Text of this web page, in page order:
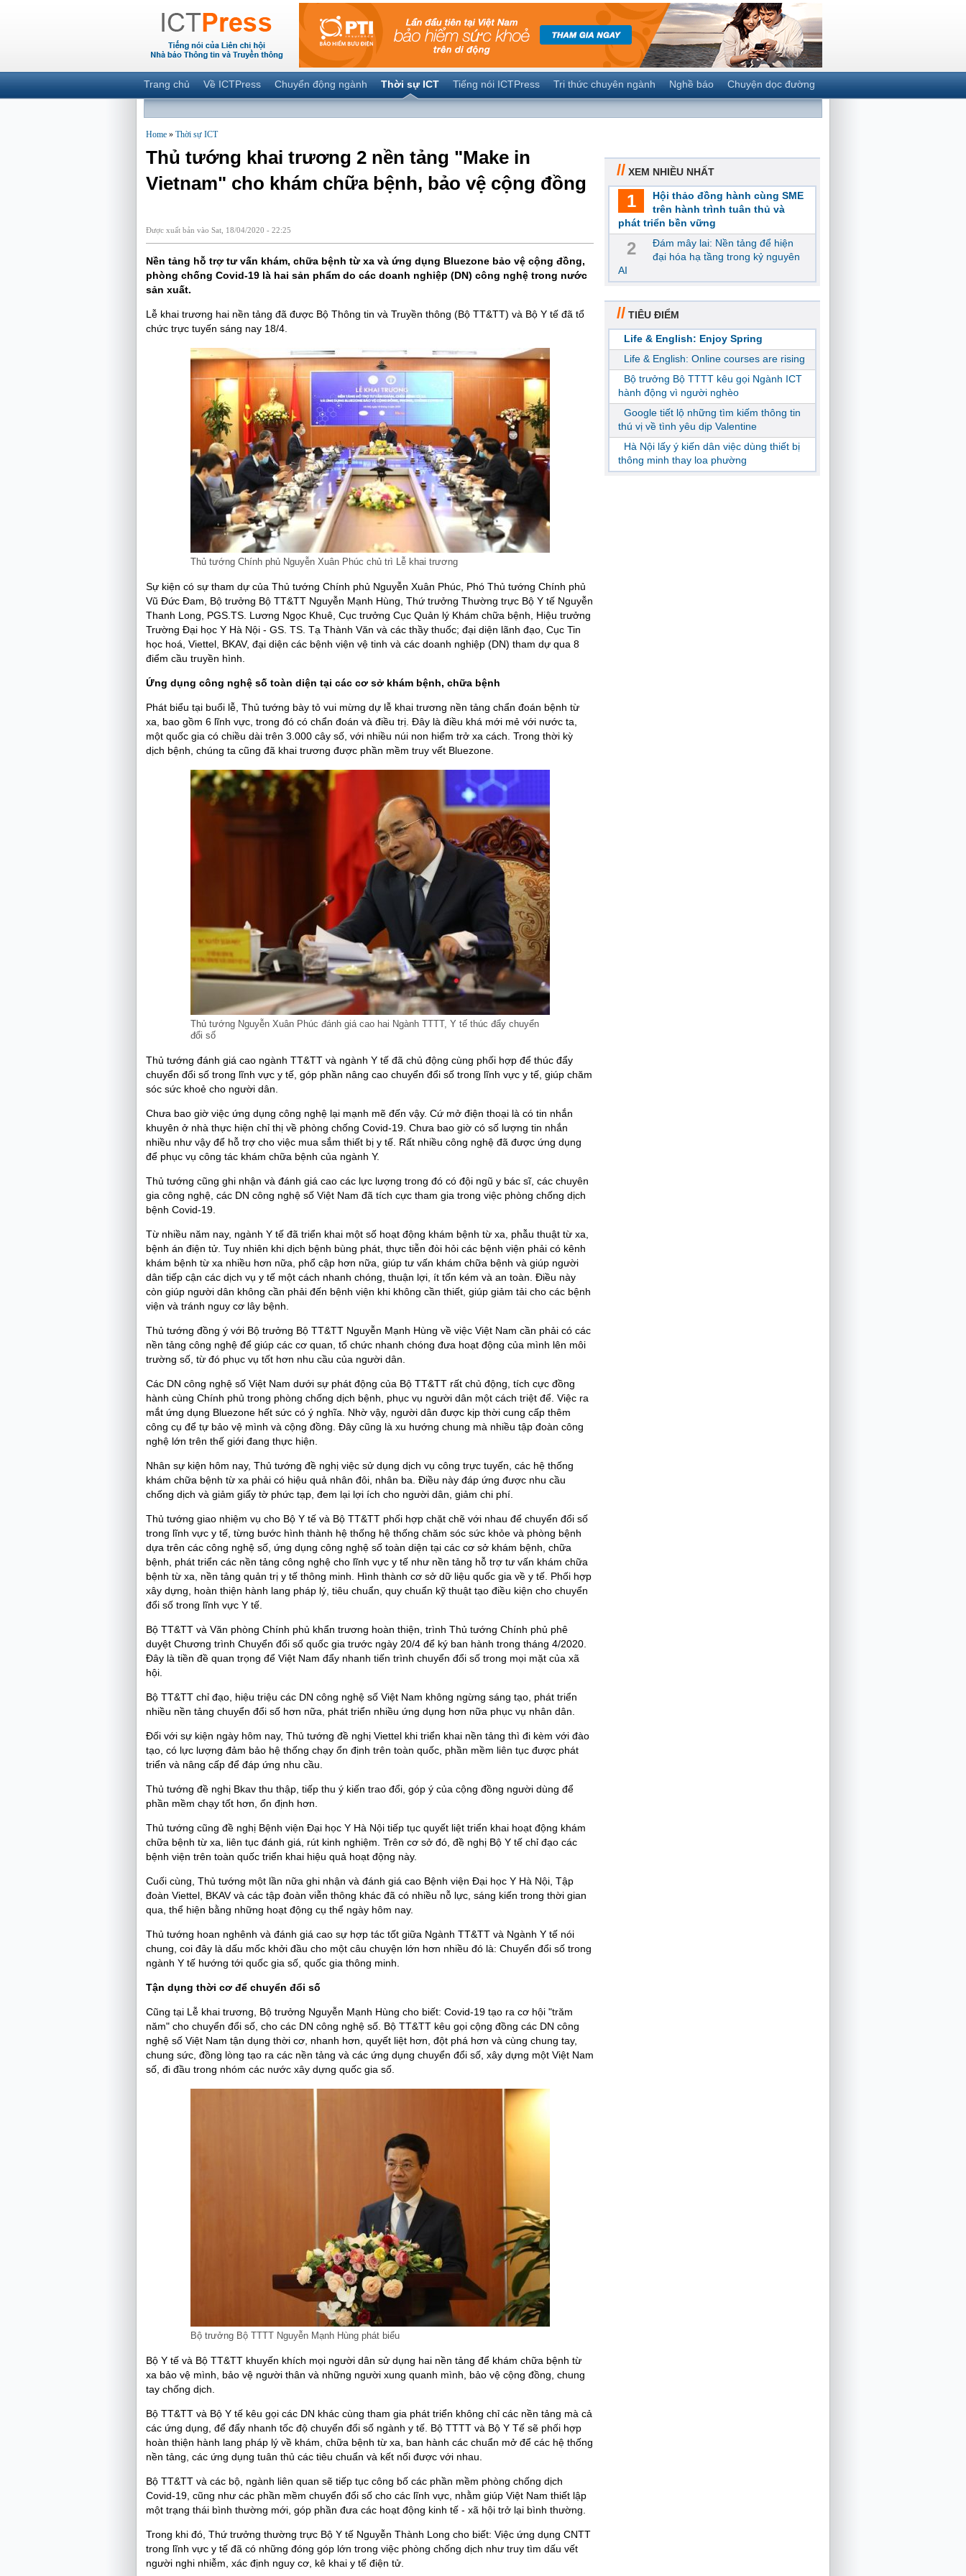
Trang chủ Về ICTPress Chuyển động ngành Thời sự ICT Tiếng nói ICTPress Tri thức chuyên ngành Nghề báo Chuyện dọc đường
Home » Thời sự ICT
Thủ tướng khai trương 2 nền tảng "Make in
Vietnam" cho khám chữa bệnh, bảo vệ cộng đồng
Được xuất bản vào Sat, 18/04/2020 - 22:25
Nền tảng hỗ trợ tư vấn khám, chữa bệnh từ xa và ứng dụng Bluezone bảo vệ cộng đồng,
phòng chống Covid-19 là hai sản phẩm do các doanh nghiệp (DN) công nghệ trong nước
sản xuất.
Lễ khai trương hai nền tảng đã được Bộ Thông tin và Truyền thông (Bộ TT&TT) và Bộ Y tế đã tổ
chức trực tuyến sáng nay 18/4.
Thủ tướng Chính phủ Nguyễn Xuân Phúc chủ trì Lễ khai trương
Sự kiện có sự tham dự của Thủ tướng Chính phủ Nguyễn Xuân Phúc, Phó Thủ tướng Chính phủ
Vũ Đức Đam, Bộ trưởng Bộ TT&TT Nguyễn Mạnh Hùng, Thứ trưởng Thường trực Bộ Y tế Nguyễn
Thanh Long, PGS.TS. Lương Ngọc Khuê, Cục trưởng Cục Quản lý Khám chữa bệnh, Hiệu trưởng
Trường Đại học Y Hà Nội - GS. TS. Tạ Thành Văn và các thầy thuốc; đại diện lãnh đạo, Cục Tin
học hoá, Viettel, BKAV, đại diện các bệnh viện vệ tinh và các doanh nghiệp (DN) tham dự qua 8
điểm cầu truyền hình.
Ứng dụng công nghệ số toàn diện tại các cơ sở khám bệnh, chữa bệnh
Phát biểu tại buổi lễ, Thủ tướng bày tỏ vui mừng dự lễ khai trương nền tảng chẩn đoán bệnh từ
xa, bao gồm 6 lĩnh vực, trong đó có chẩn đoán và điều trị. Đây là điều khá mới mẻ với nước ta,
một quốc gia có chiều dài trên 3.000 cây số, với nhiều núi non hiểm trở xa cách. Trong thời kỳ
dịch bệnh, chúng ta cũng đã khai trương được phần mềm truy vết Bluezone.
Thủ tướng Nguyễn Xuân Phúc đánh giá cao hai Ngành TTTT, Y tế thúc đẩy chuyển
đổi số
Thủ tướng đánh giá cao ngành TT&TT và ngành Y tế đã chủ động cùng phối hợp để thúc đẩy
chuyển đổi số trong lĩnh vực y tế, góp phần nâng cao chuyển đổi số trong lĩnh vực y tế, giúp chăm
sóc sức khoẻ cho người dân.
Chưa bao giờ việc ứng dụng công nghệ lại mạnh mẽ đến vậy. Cứ mở điện thoại là có tin nhắn
khuyên ở nhà thực hiện chỉ thị về phòng chống Covid-19. Chưa bao giờ có số lượng tin nhắn
nhiều như vậy để hỗ trợ cho việc mua sắm thiết bị y tế. Rất nhiều công nghệ đã được ứng dụng
để phục vụ công tác khám chữa bệnh của ngành Y.
Thủ tướng cũng ghi nhận và đánh giá cao các lực lượng trong đó có đội ngũ y bác sĩ, các chuyên
gia công nghệ, các DN công nghệ số Việt Nam đã tích cực tham gia trong việc phòng chống dịch
bệnh Covid-19.
Từ nhiều năm nay, ngành Y tế đã triển khai một số hoạt động khám bệnh từ xa, phẫu thuật từ xa,
bệnh án điện tử. Tuy nhiên khi dịch bệnh bùng phát, thực tiễn đòi hỏi các bệnh viện phải có kênh
khám bệnh từ xa nhiều hơn nữa, phổ cập hơn nữa, giúp tư vấn khám chữa bệnh và giúp người
dân tiếp cận các dịch vụ y tế một cách nhanh chóng, thuận lợi, ít tốn kém và an toàn. Điều này
còn giúp người dân không cần phải đến bệnh viện khi không cần thiết, giúp giảm tải cho các bệnh
viện và tránh nguy cơ lây bệnh.
Thủ tướng đồng ý với Bộ trưởng Bộ TT&TT Nguyễn Mạnh Hùng về việc Việt Nam cần phải có các
nền tảng công nghệ để giúp các cơ quan, tổ chức nhanh chóng đưa hoạt động của mình lên môi
trường số, từ đó phục vụ tốt hơn nhu cầu của người dân.
Các DN công nghệ số Việt Nam dưới sự phát động của Bộ TT&TT rất chủ động, tích cực đồng
hành cùng Chính phủ trong phòng chống dịch bệnh, phục vụ người dân một cách triệt để. Việc ra
mắt ứng dụng Bluezone hết sức có ý nghĩa. Nhờ vậy, người dân được kịp thời cung cấp thêm
công cụ để tự bảo vệ mình và cộng đồng. Đây cũng là xu hướng chung mà nhiều tập đoàn công
nghệ lớn trên thế giới đang thực hiện.
Nhân sự kiện hôm nay, Thủ tướng đề nghị việc sử dụng dịch vụ công trực tuyến, các hệ thống
khám chữa bệnh từ xa phải có hiệu quả nhân đôi, nhân ba. Điều này đáp ứng được nhu cầu
chống dịch và giảm giấy tờ phức tạp, đem lại lợi ích cho người dân, giảm chi phí.
Thủ tướng giao nhiệm vụ cho Bộ Y tế và Bộ TT&TT phối hợp chặt chẽ với nhau để chuyển đổi số
trong lĩnh vực y tế, từng bước hình thành hệ thống hệ thống chăm sóc sức khỏe và phòng bệnh
dựa trên các công nghệ số, ứng dụng công nghệ số toàn diện tại các cơ sở khám bệnh, chữa
bệnh, phát triển các nền tảng công nghệ cho lĩnh vực y tế như nền tảng hỗ trợ tư vấn khám chữa
bệnh từ xa, nền tảng quản trị y tế thông minh. Hình thành cơ sở dữ liệu quốc gia về y tế. Phối hợp
xây dựng, hoàn thiện hành lang pháp lý, tiêu chuẩn, quy chuẩn kỹ thuật tạo điều kiện cho chuyển
đổi số trong lĩnh vực Y tế.
Bộ TT&TT và Văn phòng Chính phủ khẩn trương hoàn thiện, trình Thủ tướng Chính phủ phê
duyệt Chương trình Chuyển đổi số quốc gia trước ngày 20/4 để ký ban hành trong tháng 4/2020.
Đây là tiền đề quan trọng để Việt Nam đẩy nhanh tiến trình chuyển đổi số trong mọi mặt của xã
hội.
Bộ TT&TT chỉ đạo, hiệu triệu các DN công nghệ số Việt Nam không ngừng sáng tạo, phát triển
nhiều nền tảng chuyển đổi số hơn nữa, phát triển nhiều ứng dụng hơn nữa phục vụ nhân dân.
Đối với sự kiện ngày hôm nay, Thủ tướng đề nghị Viettel khi triển khai nền tảng thì đi kèm với đào
tạo, có lực lượng đảm bảo hệ thống chạy ổn định trên toàn quốc, phần mềm liên tục được phát
triển và nâng cấp để đáp ứng nhu cầu.
Thủ tướng đề nghị Bkav thu thập, tiếp thu ý kiến trao đổi, góp ý của cộng đồng người dùng để
phần mềm chạy tốt hơn, ổn định hơn.
Thủ tướng cũng đề nghị Bệnh viện Đại học Y Hà Nội tiếp tục quyết liệt triển khai hoạt động khám
chữa bệnh từ xa, liên tục đánh giá, rút kinh nghiệm. Trên cơ sở đó, đề nghị Bộ Y tế chỉ đạo các
bệnh viện trên toàn quốc triển khai hiệu quả hoạt động này.
Cuối cùng, Thủ tướng một lần nữa ghi nhận và đánh giá cao Bệnh viện Đại học Y Hà Nội, Tập
đoàn Viettel, BKAV và các tập đoàn viễn thông khác đã có nhiều nỗ lực, sáng kiến trong thời gian
qua, thể hiện bằng những hoạt động cụ thể ngày hôm nay.
Thủ tướng hoan nghênh và đánh giá cao sự hợp tác tốt giữa Ngành TT&TT và Ngành Y tế nói
chung, coi đây là dấu mốc khởi đầu cho một câu chuyện lớn hơn nhiều đó là: Chuyển đổi số trong
ngành Y tế hướng tới quốc gia số, quốc gia thông minh.
Tận dụng thời cơ để chuyển đổi số
Cũng tại Lễ khai trương, Bộ trưởng Nguyễn Mạnh Hùng cho biết: Covid-19 tạo ra cơ hội "trăm
năm" cho chuyển đổi số, cho các DN công nghệ số. Bộ TT&TT kêu gọi cộng đồng các DN công
nghệ số Việt Nam tận dụng thời cơ, nhanh hơn, quyết liệt hơn, đột phá hơn và cùng chung tay,
chung sức, đồng lòng tạo ra các nền tảng và các ứng dụng chuyển đổi số, xây dựng một Việt Nam
số, đi đầu trong nhóm các nước xây dựng quốc gia số.
Bộ trưởng Bộ TTTT Nguyễn Mạnh Hùng phát biểu
Bộ Y tế và Bộ TT&TT khuyến khích mọi người dân sử dụng hai nền tảng để khám chữa bệnh từ
xa bảo vệ mình, bảo vệ người thân và những người xung quanh mình, bảo vệ cộng đồng, chung
tay chống dịch.
Bộ TT&TT và Bộ Y tế kêu gọi các DN khác cùng tham gia phát triển không chỉ các nền tảng mà cả
các ứng dụng, để đẩy nhanh tốc độ chuyển đổi số ngành y tế. Bộ TTTT và Bộ Y Tế sẽ phối hợp
hoàn thiện hành lang pháp lý về khám, chữa bệnh từ xa, ban hành các chuẩn mở để các hệ thống
nền tảng, các ứng dụng tuân thủ các tiêu chuẩn và kết nối được với nhau.
Bộ TT&TT và các bộ, ngành liên quan sẽ tiếp tục công bố các phần mềm phòng chống dịch
Covid-19, cũng như các phần mềm chuyển đổi số cho các lĩnh vực, nhằm giúp Việt Nam thiết lập
một trạng thái bình thường mới, góp phần đưa các hoạt động kinh tế - xã hội trở lại bình thường.
Trong khi đó, Thứ trưởng thường trực Bộ Y tế Nguyễn Thành Long cho biết: Việc ứng dụng CNTT
trong lĩnh vực y tế đã có những đóng góp lớn trong việc phòng chống dịch như truy tìm dấu vết
người nghi nhiễm, xác định nguy cơ, kê khai y tế điện tử.
// XEM NHIỀU NHẤT
1
Hội thảo đồng hành cùng SME
trên hành trình tuân thủ và
phát triển bền vững
2
Đám mây lai: Nền tảng để hiện
đại hóa hạ tầng trong kỷ nguyên
AI
// TIÊU ĐIỂM
Life & English: Enjoy Spring
Life & English: Online courses are rising
Bộ trưởng Bộ TTTT kêu gọi Ngành ICT
hành động vì người nghèo
Google tiết lộ những tìm kiếm thông tin
thú vị về tình yêu dịp Valentine
Hà Nội lấy ý kiến dân việc dùng thiết bị
thông minh thay loa phường